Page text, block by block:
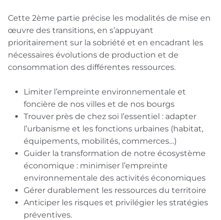
Cette 2ème partie précise les modalités de mise en
œuvre des transitions, en s’appuyant
prioritairement sur la sobriété et en encadrant les
nécessaires évolutions de production et de
consommation des différentes ressources.
Limiter l’empreinte environnementale et
foncière de nos villes et de nos bourgs
Trouver près de chez soi l’essentiel : adapter
l’urbanisme et les fonctions urbaines (habitat,
équipements, mobilités, commerces…)
Guider la transformation de notre écosystème
économique : minimiser l’empreinte
environnementale des activités économiques
Gérer durablement les ressources du territoire
Anticiper les risques et privilégier les stratégies
préventives.